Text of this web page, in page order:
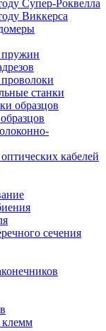
Супер-Роквелла
Виккерса
станки
образцов
кабелей
сечения
клемм